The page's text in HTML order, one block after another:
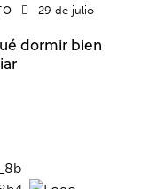
29 de julio
dormir bien